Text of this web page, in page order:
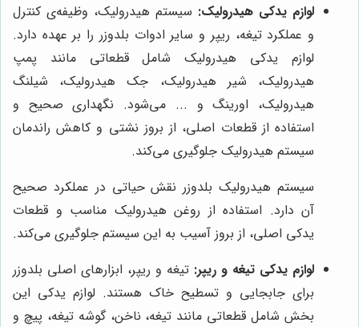
لوازم یدکی هیدرولیک: سیستم هیدرولیک، وظیفه‌ی کنترل
و عملکرد تیغه، ریپر و سایر ادوات بلدوزر را بر عهده دارد.
لوازم یدکی هیدرولیک شامل قطعاتی مانند پمپ
هیدرولیک، شیر هیدرولیک، جک هیدرولیک، شیلنگ
هیدرولیک، اورینگ و ... می‌شود. نگهداری صحیح و
استفاده از قطعات اصلی، از بروز نشتی و کاهش راندمان
سیستم هیدرولیک جلوگیری می‌کند.
سیستم هیدرولیک بلدوزر نقش حیاتی در عملکرد صحیح
آن دارد. استفاده از روغن هیدرولیک مناسب و قطعات
یدکی اصلی، از بروز آسیب به این سیستم جلوگیری می‌کند.
لوازم یدکی تیغه و ریپر: تیغه و ریپر، ابزارهای اصلی بلدوزر
برای جابجایی و تسطیح خاک هستند. لوازم یدکی این
بخش شامل قطعاتی مانند تیغه، ناخن، گوشه تیغه، پیچ و